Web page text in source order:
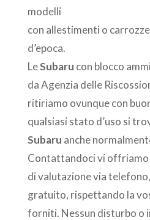
modelli
con allestimenti o
d’epoca.
LeSubaru con blocco
da Agenzia delle
ritiriamo ovunque con
qualsiasi stato d’uso si
Subaru anche
Contattandoci vi offriamo
di valutazione via
gratuito, rispettando la
forniti. Nessun disturbo o